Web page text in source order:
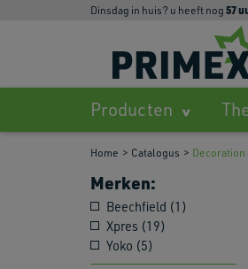
dinsdag in huis? u heeft nog 57
Producten
Home Catalogus Decoration
Merken:
Beechfield (1)
Xpres (19)
Yoko (5)